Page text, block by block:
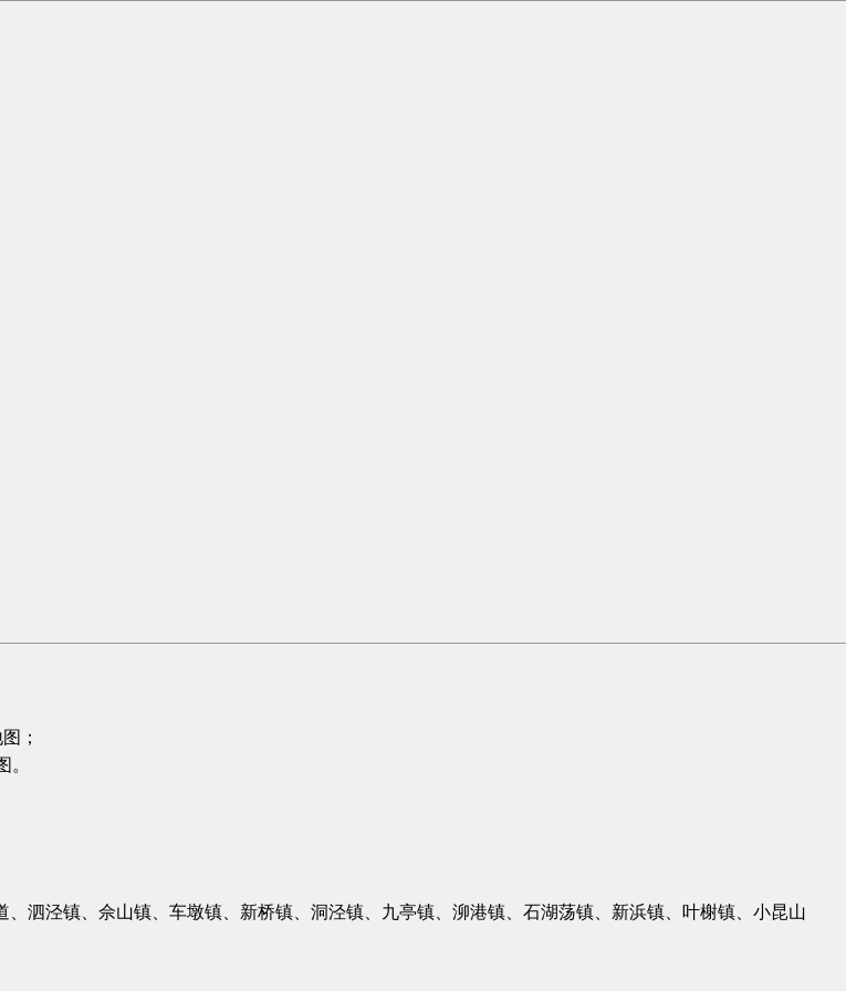
；
泗泾镇、佘山镇、车墩镇、新桥镇、洞泾镇、九亭镇、泖港镇、石湖荡镇、新浜镇、叶榭镇、小昆山